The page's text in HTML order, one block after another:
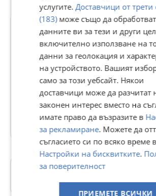
ДОММ
В Bazar.BG от 26 май 2021г.
Последно активен 03 август в
149 Обяви
Още оферти на https://
гр. Тервел
услугите. Доставчици от трети
(183)може също да обработват
данните ви за тези и други
включително използване на
данни за геолокация и
на устройството. Вашият
само за този уебсайт. Някои
доставчици може да разчитат
законен интерес вместо на
имате право да възразите в
за рекламиране. Можете да
съгласието си по всяко време в
Настройки на бисквитките.
за поверителност
ПРИЕМЕТЕ ВСИЧКИ